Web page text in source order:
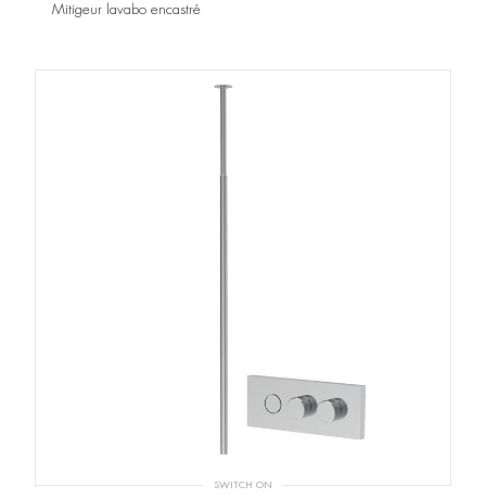
Mitigeur lavabo encastré
SWITCH ON